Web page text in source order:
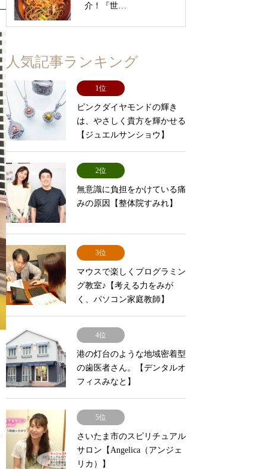
介！『世…
人気記事ランキング
1位
ピンクダイヤモンドの輝き
は、やさしく貴方を輝かせる
【ジュエルサンショウ】
2位
無意識に負担をかけている痛
みの原因【整体院すみれ】
3位
マウスで楽しくプログラミン
グ教室♪【考える力をみが
く、パソコン家庭教師】
4位
港の灯台のような地域密着型
の歯医者さん。【デンタルオ
フィスみなと】
5位
さいたま市のスピリチュアル
サロン【Angelica（アンジェ
リカ）】